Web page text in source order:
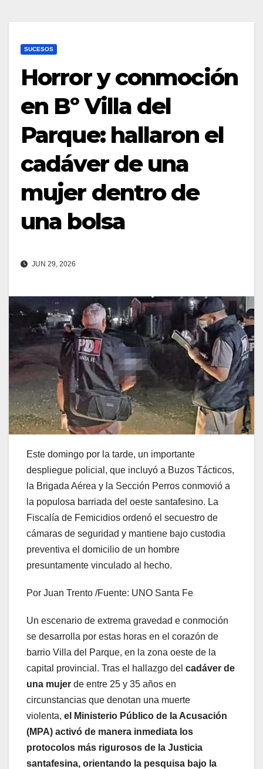
SUCESOS
Horror y conmoción
en Bº Villa del
Parque: hallaron el
cadáver de una
mujer dentro de
una bolsa
JUN 29, 2026
Este domingo por la tarde, un importante
despliegue policial, que incluyó a Buzos Tácticos,
la Brigada Aérea y la Sección Perros conmovió a
la populosa barriada del oeste santafesino. La
Fiscalía de Femicidios ordenó el secuestro de
cámaras de seguridad y mantiene bajo custodia
preventiva el domicilio de un hombre
presuntamente vinculado al hecho.
Por Juan Trento /Fuente: UNO Santa Fe
Un escenario de extrema gravedad e conmoción
se desarrolla por estas horas en el corazón de
barrio Villa del Parque, en la zona oeste de la
capital provincial. Tras el hallazgo del cadáver de
una mujer de entre 25 y 35 años en
circunstancias que denotan una muerte
violenta, el Ministerio Público de la Acusación
(MPA) activó de manera inmediata los
protocolos más rigurosos de la Justicia
santafesina, orientando la pesquisa bajo la